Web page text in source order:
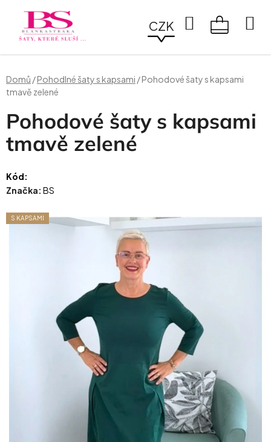
obsah
CZK
Hledat
Domů /Pohodlné šaty s kapsami /Pohodové šaty s kapsami
tmavě zelené
Pohodové šaty s kapsami
tmavě zelené
Kód:
Značka: BS
S KAPSAMI